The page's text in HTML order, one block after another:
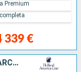
339 €
Premium
REGNO UNITO, PAESI BASSI, DANIMARCA, FRANCIA, SPAGNA, PORTOGALLO, MAROCCO, GIBILTERRA